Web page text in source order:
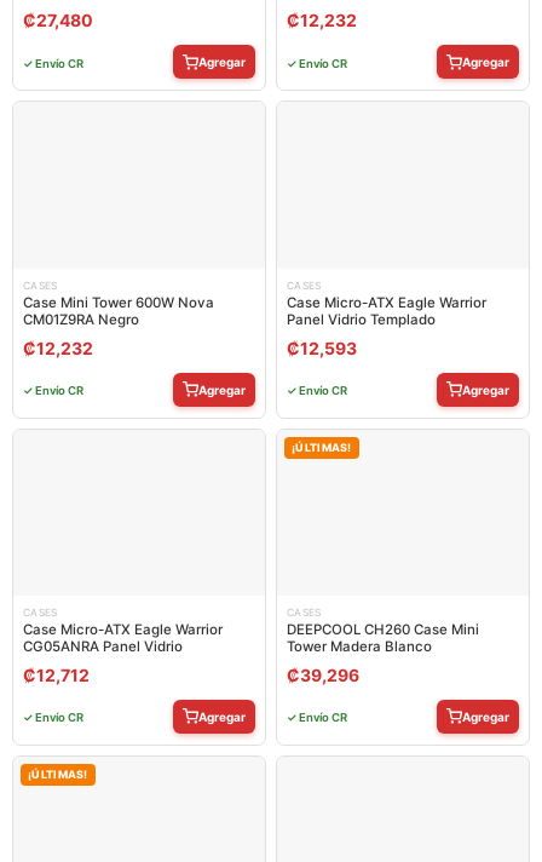
₡27,480
✓ Envío CR Agregar
₡12,232
✓ Envío CR Agregar
CASES
Case Mini Tower 600W Nova
CM01Z9RA Negro
₡12,232
✓ Envío CR Agregar
CASES
Case Micro-ATX Eagle Warrior
Panel Vidrio Templado
₡12,593
✓ Envío CR Agregar
CASES
Case Micro-ATX Eagle Warrior
CG05ANRA Panel Vidrio
₡12,712
✓ Envío CR Agregar
¡ÚLTIMAS!
CASES
DEEPCOOL CH260 Case Mini
Tower Madera Blanco
₡39,296
✓ Envío CR Agregar
¡ÚLTIMAS!